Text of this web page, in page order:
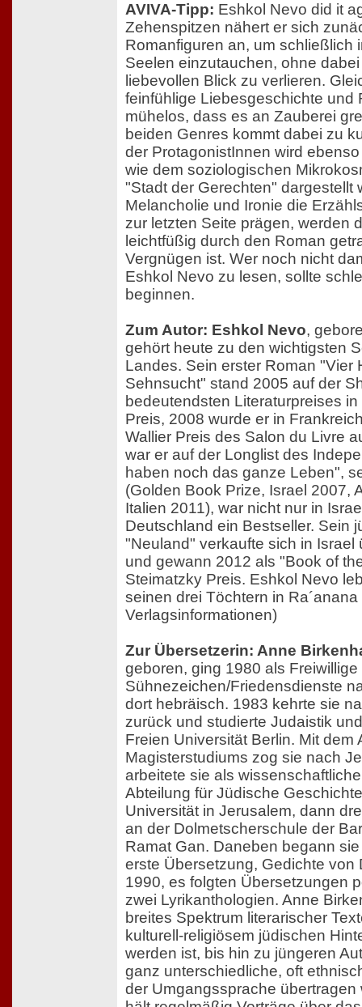
AVIVA-Tipp: Eshkol Nevo did it
Zehenspitzen nähert er sich
Romanfiguren an, um schließlich
Seelen einzutauchen, ohne
liebevollen Blick zu verlieren.
feinfühlige Liebesgeschichte und
mühelos, dass es an Zauberei
beiden Genres kommt dabei zu
der ProtagonistInnen wird
wie dem soziologischen
"Stadt der Gerechten" dargestellt
Melancholie und Ironie die
zur letzten Seite prägen, werden
leichtfüßig durch den Roman
Vergnügen ist. Wer noch nicht
Eshkol Nevo zu lesen, sollte
beginnen.
Zum Autor: Eshkol Nevo,
gehört heute zu den wichtigsten
Landes. Sein erster Roman "Vier
Sehnsucht" stand 2005 auf der
bedeutendsten Literaturpreises
Preis, 2008 wurde er in
Wallier Preis des Salon du Livre
war er auf der Longlist des
haben noch das ganze Leben",
(Golden Book Prize, Israel 2007,
Italien 2011), war nicht nur in
Deutschland ein Bestseller. Sein
"Neuland" verkaufte sich in Israel
und gewann 2012 als "Book of
Steimatzky Preis. Eshkol Nevo
seinen drei Töchtern in
Verlagsinformationen)
Zur Übersetzerin: Anne
geboren, ging 1980 als Freiwillige
Sühnezeichen/Friedensdienste
dort hebräisch. 1983 kehrte sie
zurück und studierte Judaistik
Freien Universität Berlin. Mit dem
Magisterstudiums zog sie nach
arbeitete sie als
Abteilung für Jüdische
Universität in Jerusalem, dann
an der Dolmetscherschule der
Ramat Gan. Daneben begann
erste Übersetzung, Gedichte von
1990, es folgten Übersetzungen
zwei Lyrikanthologien. Anne
breites Spektrum literarischer
kulturell-religiösem jüdischen
werden ist, bis hin zu jüngeren
ganz unterschiedliche, oft
der Umgangssprache